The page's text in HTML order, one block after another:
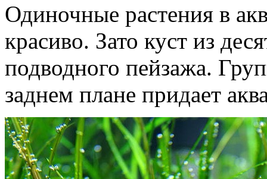
Одиночные растения в
красиво. Зато куст из
подводного пейзажа.
заднем плане придает